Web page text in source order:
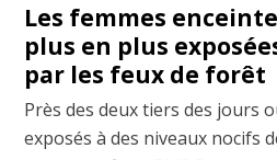
Les femmes
plus en plus
par les feux de forêt
Près des deux tiers des jours
exposés à des niveaux nocifs